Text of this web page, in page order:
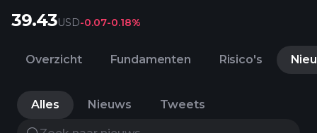
39.43USD-0.07-0.18%
Overzicht Fundamenten Risico's
Alles Nieuws Tweets